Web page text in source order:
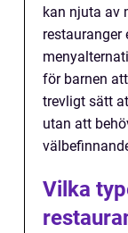
kan njuta av
restauranger
för barnen
trevligt sätt
utan att
Vilka